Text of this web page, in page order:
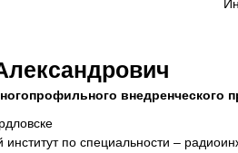
внедренческого
институт по специальности –